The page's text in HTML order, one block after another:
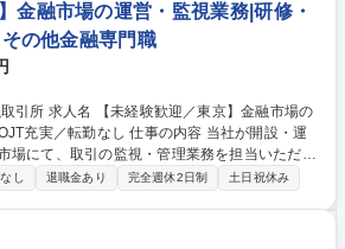
金融市場の運営・監視業務|研修・
の他金融専門職
】金融市場の
し 仕事の内容 当社が開設・運
場にて、取引の監視・管理業務を担当いただき
タリングから始まり、将来的には営業、商品企
況の確認（安定稼働の維持）・公正な価格形成
し 退職金あり 完全週休2日制 土日祝休み